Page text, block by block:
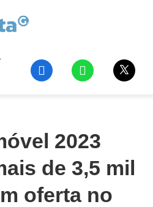
2023
de 3,5 mil
oferta no